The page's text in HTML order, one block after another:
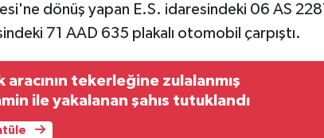
dönüş yapan E.S. idaresindeki 06 AS
71 AAD 635 plakalı otomobil çarpıştı.
aracının tekerleğine zulalanmış
ile yakalanan şahıs tutuklandı